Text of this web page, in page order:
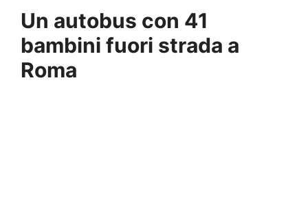
Un autobus con 41
bambini fuori strada a
Roma